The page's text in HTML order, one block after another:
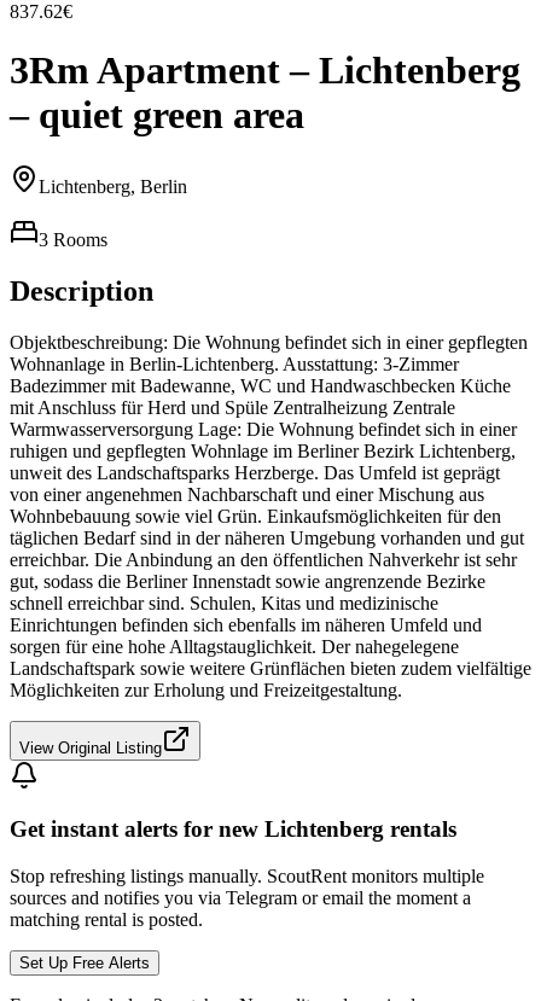
837.62€
3Rm Apartment – Lichtenberg
– quiet green area
Lichtenberg, Berlin
3 Rooms
Description
Objektbeschreibung: Die Wohnung befindet sich in einer gepflegten
Wohnanlage in Berlin-Lichtenberg. Ausstattung: 3-Zimmer
Badezimmer mit Badewanne, WC und Handwaschbecken Küche
mit Anschluss für Herd und Spüle Zentralheizung Zentrale
Warmwasserversorgung Lage: Die Wohnung befindet sich in einer
ruhigen und gepflegten Wohnlage im Berliner Bezirk Lichtenberg,
unweit des Landschaftsparks Herzberge. Das Umfeld ist geprägt
von einer angenehmen Nachbarschaft und einer Mischung aus
Wohnbebauung sowie viel Grün. Einkaufsmöglichkeiten für den
täglichen Bedarf sind in der näheren Umgebung vorhanden und gut
erreichbar. Die Anbindung an den öffentlichen Nahverkehr ist sehr
gut, sodass die Berliner Innenstadt sowie angrenzende Bezirke
schnell erreichbar sind. Schulen, Kitas und medizinische
Einrichtungen befinden sich ebenfalls im näheren Umfeld und
sorgen für eine hohe Alltagstauglichkeit. Der nahegelegene
Landschaftspark sowie weitere Grünflächen bieten zudem vielfältige
Möglichkeiten zur Erholung und Freizeitgestaltung.
View Original Listing
Get instant alerts for new Lichtenberg rentals
Stop refreshing listings manually. ScoutRent monitors multiple
sources and notifies you via Telegram or email the moment a
matching rental is posted.
Set Up Free Alerts